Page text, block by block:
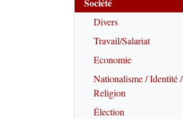
Divers
Travail/Salariat
Economie
Nationalisme / Identité /
Religion
Élection